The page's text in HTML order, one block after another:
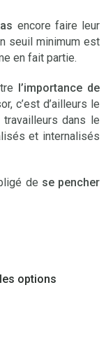
encore faire leur
seuil minimum est
en fait partie.
l’importance de
c’est d’ailleurs le
dans le
et internalisés
de se pencher
options